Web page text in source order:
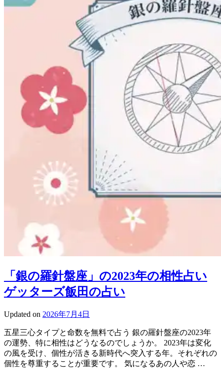
「銀の羅針盤座」の2023年の相性占い
ゲッターズ飯田の占い
Updated on 2026年7月4日
五星三心タイプと命数を無料で占う 銀の羅針盤座の2023年
の運勢、特に相性はどうなるのでしょうか。 2023年は変化
の風を受け、個性が活きる新時代へ突入する年。それぞれの
個性を尊重することが重要です。 気になるあの人や恋 …